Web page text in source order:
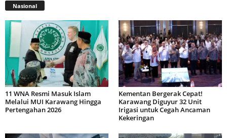
Nasional
11 WNA Resmi Masuk Islam
Melalui MUI Karawang Hingga
Pertengahan 2026
Kementan Bergerak Cepat!
Karawang Diguyur 32 Unit
Irigasi untuk Cegah Ancaman
Kekeringan